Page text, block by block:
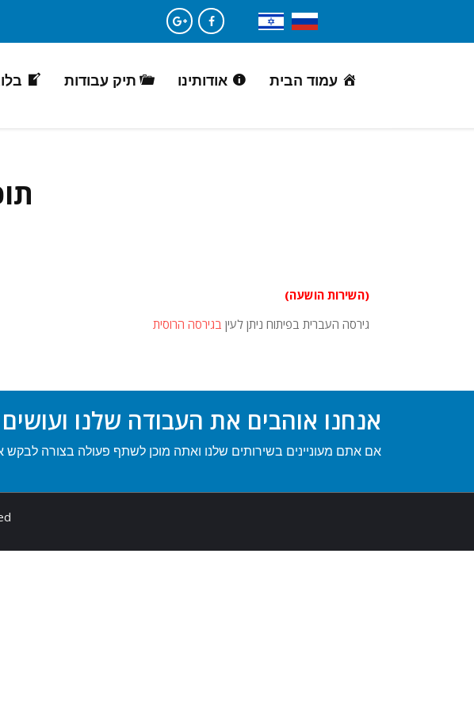
תיק עבודות אודותינו עמוד הבית
(השירות הושעה)
גירסה העברית בפיתוח ניתן לעין בגירסה הרוסית
אנחנו אוהבים את העבודה שלנו
אם אתם מעוניינים בשירותים שלנו ואתה מוכן לשתף פעולה בצורה